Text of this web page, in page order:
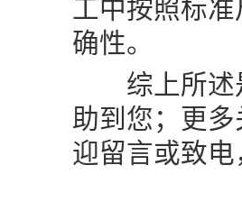
工中按照标
确性。
综上所述是
助到您；更
迎留言或致